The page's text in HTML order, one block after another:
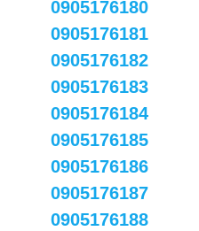
0905176180
0905176181
0905176182
0905176183
0905176184
0905176185
0905176186
0905176187
0905176188